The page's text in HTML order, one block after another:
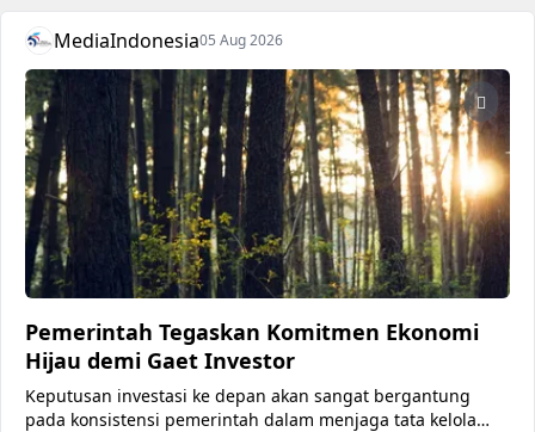
MediaIndonesia05 Aug 2026
Pemerintah Tegaskan Komitmen Ekonomi
Hijau demi Gaet Investor
Keputusan investasi ke depan akan sangat bergantung
pada konsistensi pemerintah dalam menjaga tata kelola